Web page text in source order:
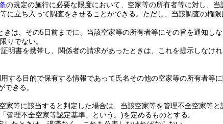
の規定の施行に必要な限度において、空家等の所有者等に対し、
に立ち入って調査をさせることができる。 ただし、当該調査の権
は、その5日前までに、当該空家等の所有者等にその旨を通知しな
りでない。
明書を携帯し、関係者の請求があったときは、これを提示しなけれ
する目的で保有する情報であって氏名その他の空家等の所有者等
きる。
等に該当すると判定した場合は、当該空家等を管理不全空家等と
管理不全空家等認定基準」という。)を定めるものとする。